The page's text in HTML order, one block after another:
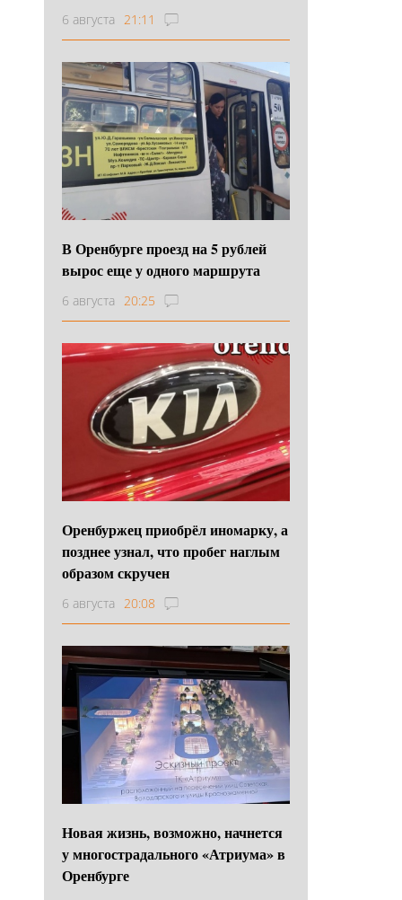
6 августа 21:11
В Оренбурге проезд на 5 рублей
вырос еще у одного маршрута
6 августа 20:25
Оренбуржец приобрёл иномарку, а
позднее узнал, что пробег наглым
образом скручен
6 августа 20:08
Новая жизнь, возможно, начнется
у многострадального «Атриума» в
Оренбурге